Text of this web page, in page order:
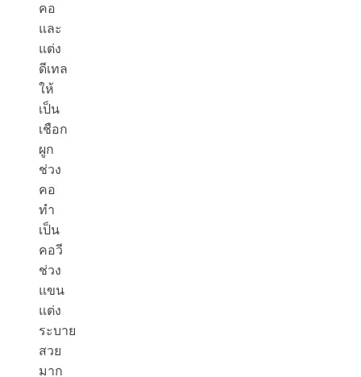
คอ
และ
แต่ง
ดีเทล
ให้
เป็น
เชือก
ผูก
ช่วง
คอ
ทำ
เป็น
คอวี
ช่วง
แขน
แต่ง
ระบาย
สวย
มาก